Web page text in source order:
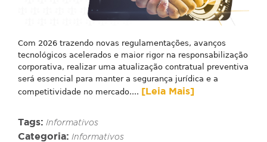
Com 2026 trazendo novas regulamentações, avanços
tecnológicos acelerados e maior rigor na responsabilização
corporativa, realizar uma atualização contratual preventiva
será essencial para manter a segurança jurídica e a
competitividade no mercado.... [Leia Mais]
Tags: Informativos
Categoria: Informativos